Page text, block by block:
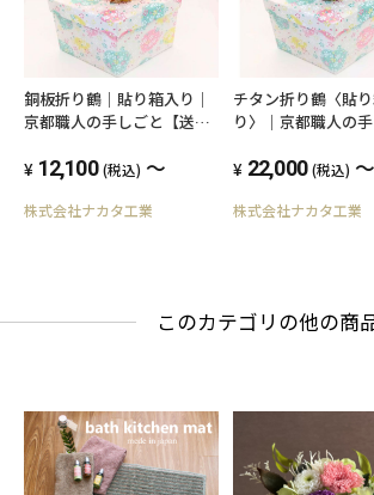
銅板折り鶴｜貼り箱入り｜
京都職人の手しごと【送料
12,100 (税込) ～
株式会社ナカタ工業
チタン折り鶴〈貼
り〉｜京都職人の
22,000 (税込) ～
株式会社ナカタ工業
このカテゴリの他の商